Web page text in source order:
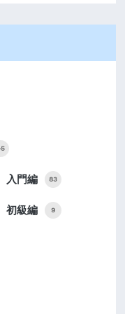
入門編 83
初級編 9